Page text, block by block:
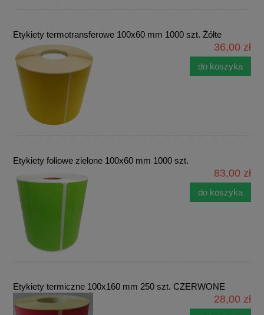
Etykiety termotransferowe 100x60 mm 1000 szt. Żółte
36,00 zł
do koszyka
Etykiety foliowe zielone 100x60 mm 1000 szt.
83,00 zł
do koszyka
Etykiety termiczne 100x160 mm 250 szt. CZERWONE
28,00 zł